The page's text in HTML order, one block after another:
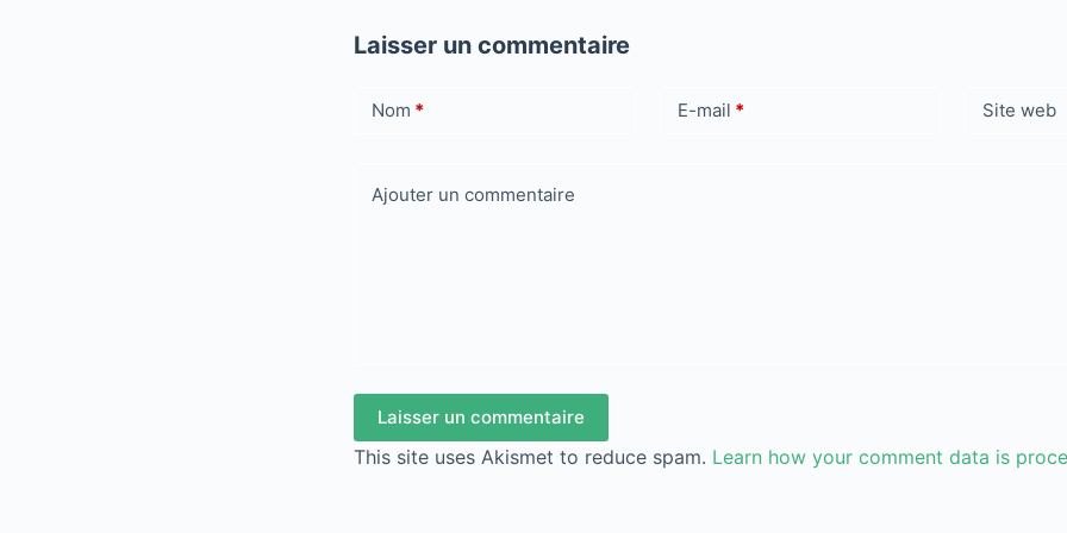
Laisser un commentaire
Nom * E-mail * Site web
Ajouter un commentaire
Laisser un commentaire
This site uses Akismet to reduce spam. Learn how your comment data is